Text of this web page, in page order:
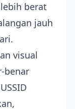
berat
jauh
visual
benar